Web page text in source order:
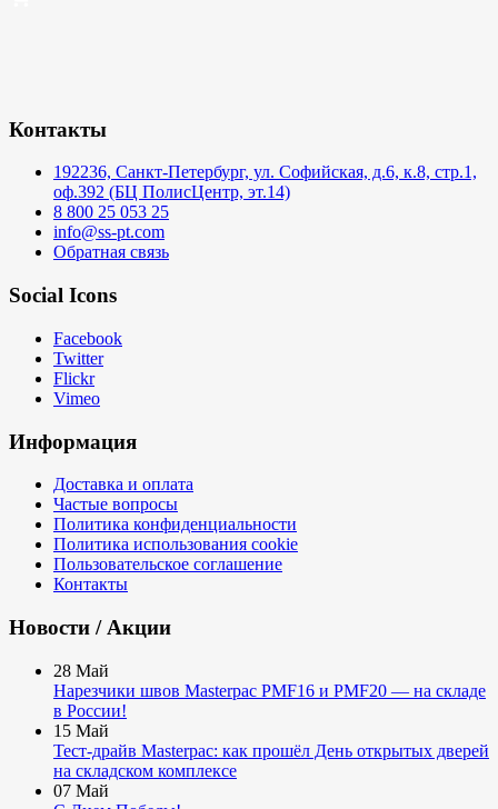
Контакты
192236, Санкт-Петербург, ул. Софийская, д.6, к.8, стр.1,
оф.392 (БЦ ПолисЦентр, эт.14)
8 800 25 053 25
info@ss-pt.com
Обратная связь
Social Icons
Facebook
Twitter
Flickr
Vimeo
Информация
Доставка и оплата
Частые вопросы
Политика конфиденциальности
Политика использования cookie
Пользовательское соглашение
Контакты
Новости / Акции
28 Май
Нарезчики швов Masterpac PMF16 и PMF20 — на складе
в России!
15 Май
Тест-драйв Masterpac: как прошёл День открытых дверей
на складском комплексе
07 Май